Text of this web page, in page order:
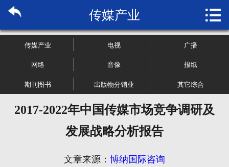
关于博纳
管理咨询
行业报告
传媒产业 
传媒产业 电视 广播
网络 音像 报纸
期刊图书 出版物分销业 其它综合
2017-2022年中国传媒市场竞争调研及
发展战略分析报告
文章来源： 博纳国际咨询